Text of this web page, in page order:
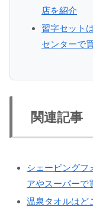
店を紹介
習字セット
センターで買
関連記事
シェービングフ
アやスーパーで
温泉タオルはど